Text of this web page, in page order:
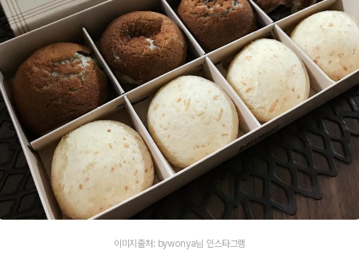
이미지출처: bywonya님 인스타그램